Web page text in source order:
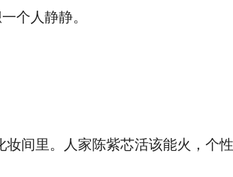
个人静静。
间里。人家陈紫芯活该能火，个